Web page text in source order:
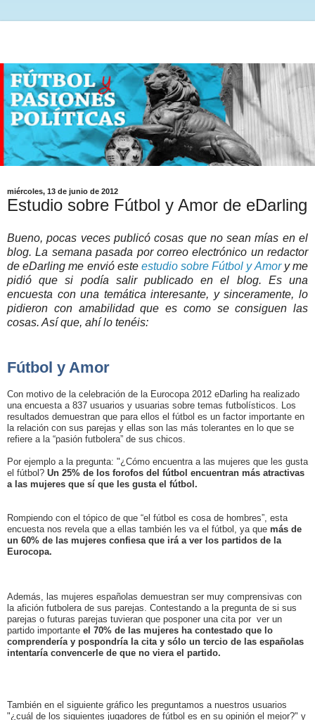
miércoles, 13 de junio de 2012
Estudio sobre Fútbol y Amor de eDarling
Bueno, pocas veces publicó cosas que no sean mías en el
blog. La semana pasada por correo electrónico un redactor
de eDarling me envió este estudio sobre Fútbol y Amory me
pidió que si podía salir publicado en el blog. Es una
encuesta con una temática interesante, y sinceramente, lo
pidieron con amabilidad que es como se consiguen las
cosas. Así que, ahí lo tenéis:
Fútbol y Amor
Con motivo de la celebración de la Eurocopa 2012 eDarling ha realizado
una encuesta a 837 usuarios y usuarias sobre temas futbolísticos. Los
resultados demuestran que para ellos el fútbol es un factor importante en
la relación con sus parejas y ellas son las más tolerantes en lo que se
refiere a la “pasión futbolera” de sus chicos.
Por ejemplo a la pregunta: "¿Cómo encuentra a las mujeres que les gusta
el fútbol? Un 25% de los forofos del fútbol encuentran más atractivas
a las mujeres que sí que les gusta el fútbol.
Rompiendo con el tópico de que “el fútbol es cosa de hombres”, esta
encuesta nos revela que a ellas también les va el fútbol, ya que más de
un 60% de las mujeres confiesa que irá a ver los partidos de la
Eurocopa.
Además, las mujeres españolas demuestran ser muy comprensivas con
la afición futbolera de sus parejas. Contestando a la pregunta de si sus
parejas o futuras parejas tuvieran que posponer una cita por ver un
partido importante el 70% de las mujeres ha contestado que lo
comprendería y pospondría la cita y sólo un tercio de las españolas
intentaría convencerle de que no viera el partido.
También en el siguiente gráfico les preguntamos a nuestros usuarios
"¿cuál de los siguientes jugadores de fútbol es en su opinión el mejor?" y